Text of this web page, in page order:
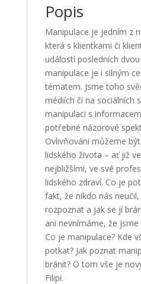
Popis
Manipulace je jedním z
která s klientkami či
událostí posledních
manipulace je i silným
tématem. Jsme toho
médiích či na sociálních
manipulaci s
potřebné názorové
Ovlivňováni můžeme
lidského života – ať již
nejbližšími, ve své
lidského zdraví. Co je
fakt, že nikdo nás
rozpoznat a jak se jí
ani nevnímáme, že jsme
Co je manipulace? Kde
potkat? Jak poznat
bránit? O tom vše je
Filipi.